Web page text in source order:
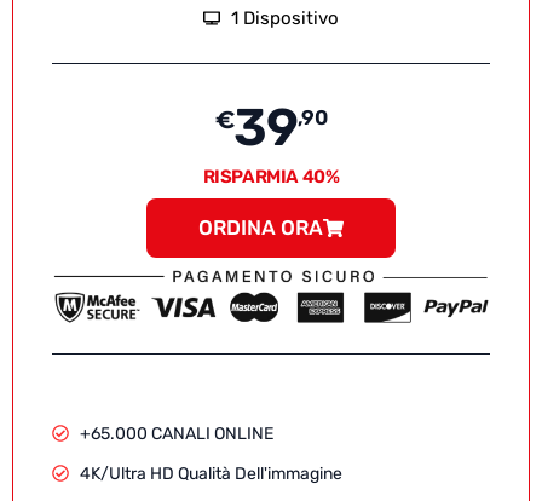
1 Dispositivo
€39,90
RISPARMIA 40%
ORDINA ORA
+65.000 CANALI ONLINE
4K/Ultra HD Qualità Dell'immagine